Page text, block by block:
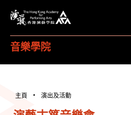
音樂學院
主頁 演出及活動